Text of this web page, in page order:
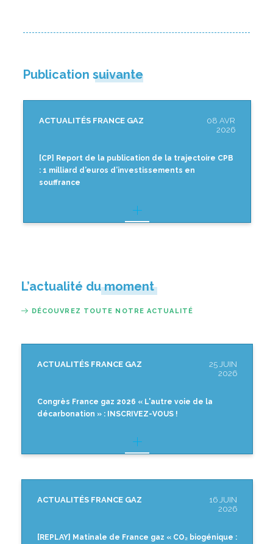
Publication suivante
ACTUALITÉS FRANCE GAZ
08 AVR
2026
[CP] Report de la publication de la trajectoire CPB
: 1 milliard d’euros d’investissements en
souffrance
L’actualité du moment
DÉCOUVREZ TOUTE NOTRE ACTUALITÉ
ACTUALITÉS FRANCE GAZ
25 JUIN
2026
Congrès France gaz 2026 « L'autre voie de la
décarbonation » : INSCRIVEZ-VOUS !
ACTUALITÉS FRANCE GAZ
16 JUIN
2026
[REPLAY] Matinale de France gaz « CO₂ biogénique :